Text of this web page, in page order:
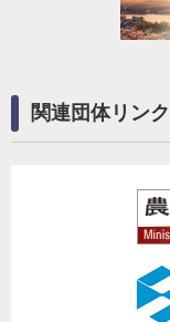
関連団体リンク